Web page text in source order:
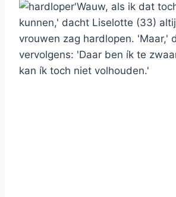
'Wauw, als ik dat
kunnen,' dacht Liselotte (33)
vrouwen zag hardlopen. 'Maar,'
vervolgens: 'Daar ben ík te
kan ík toch niet volhouden.'